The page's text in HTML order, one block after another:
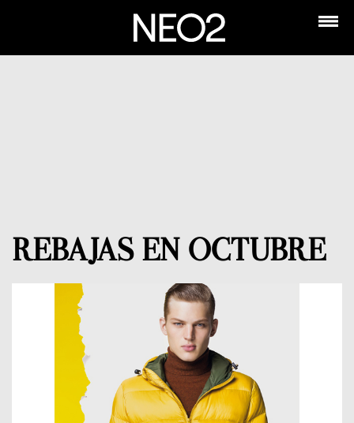
REBAJAS EN OCTUBRE